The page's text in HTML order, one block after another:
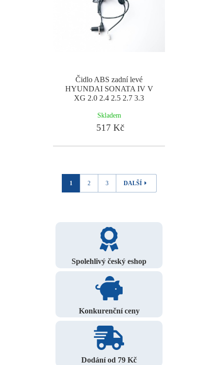
Čidlo ABS zadní levé
HYUNDAI SONATA IV V
XG 2.0 2.4 2.5 2.7 3.3
Skladem
517 Kč
1 2 3 DALŠÍ
Spolehlivý český eshop
Konkurenční ceny
Dodání od 79 Kč